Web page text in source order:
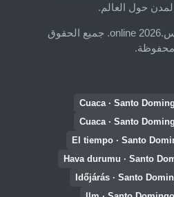
لمدن حول العالم.
حقوق النشر © الطقس.online 2026. جميع الحقوق
محفوظة.
Cuaca · Santo
Cuaca · Santo
El tiempo · Santo
Hava durumu · Santo
Időjárás · Santo